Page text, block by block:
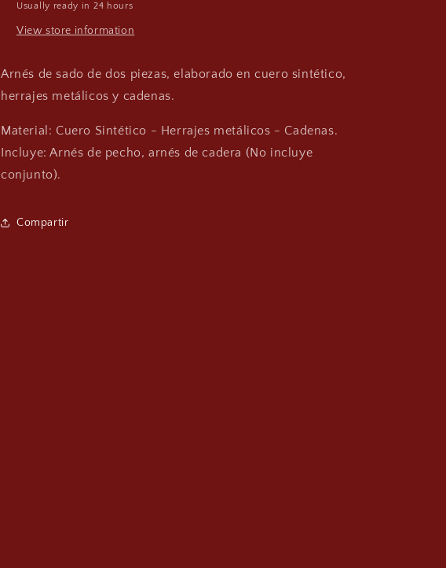
Usually ready in 24 hours
View store information
Arnés de sado de dos piezas, elaborado en cuero sintético,
herrajes metálicos y cadenas.
Material: Cuero Sintético - Herrajes metálicos - Cadenas.
Incluye: Arnés de pecho, arnés de cadera (No incluye
conjunto).
Compartir